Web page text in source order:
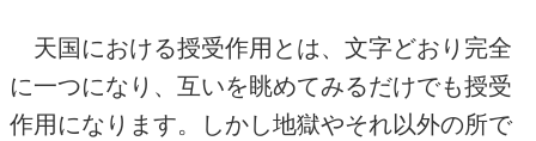
天国における授受作用とは、文字どおり完全
に一つになり、互いを眺めてみるだけでも授受
作用になります。しかし地獄やそれ以外の所で